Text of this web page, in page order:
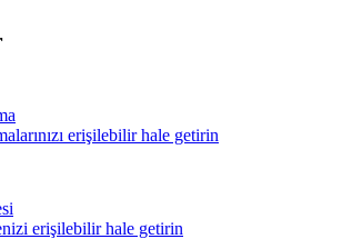
erişilebilir hale getirin
erişilebilir hale getirin